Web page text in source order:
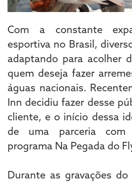
Com a constante
esportiva no Brasil,
adaptando para acolher
quem deseja fazer
águas nacionais.
Inn decidiu fazer desse
cliente, e o início dessa
de uma parceria
programa Na Pegada do
Durante as gravações